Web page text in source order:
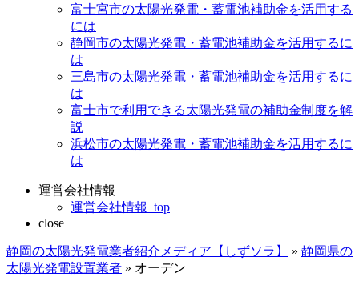
富士宮市の太陽光発電・蓄電池補助金を活用する
には
静岡市の太陽光発電・蓄電池補助金を活用するに
は
三島市の太陽光発電・蓄電池補助金を活用するに
は
富士市で利用できる太陽光発電の補助金制度を解
説
浜松市の太陽光発電・蓄電池補助金を活用するに
は
運営会社情報
運営会社情報_top
close
静岡の太陽光発電業者紹介メディア【しずソラ】 » 静岡県の
太陽光発電設置業者 » オーデン